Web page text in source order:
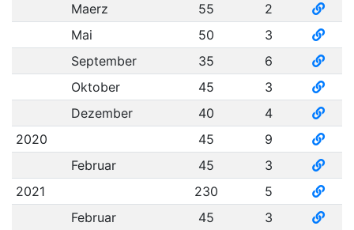
Maerz
55
2
Mai
50
3
September
35
6
Oktober
45
3
Dezember
40
4
2020
45
9
Februar
45
3
2021
230
5
Februar
45
3